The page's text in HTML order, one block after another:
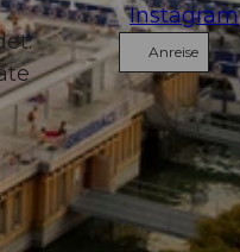
Instagram
Anreise